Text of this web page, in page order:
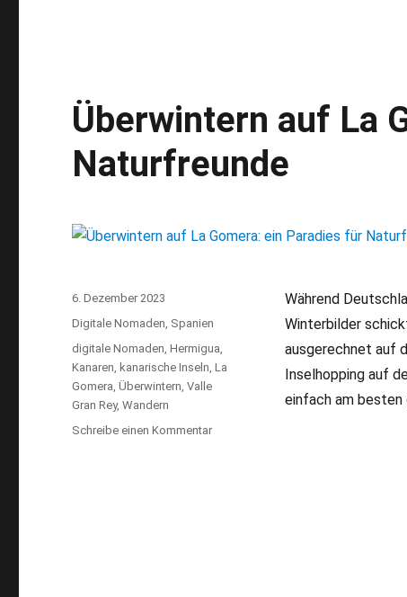
Überwintern auf La
Naturfreunde
Während
Winterbilder
ausgerechnet auf
Inselhopping auf
einfach am besten
Veröffentlicht
am
6. Dezember 2023
Kategorien
Digitale Nomaden Spanien
Schlagwörter
digitale Nomaden ,Hermigua
Kanaren kanarische Inseln ,La
Gomera ,Überwintern ,Valle
Gran Rey,Wandern
Schreibe einen Kommentar